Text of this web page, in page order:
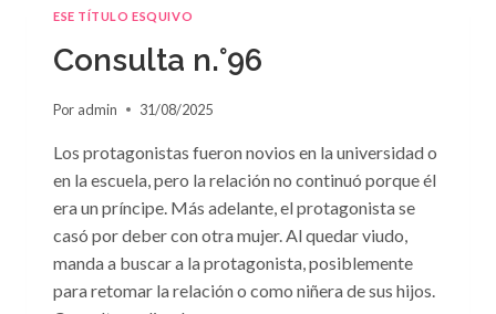
OLVIDO»
SUSAN
ESE TÍTULO ESQUIVO
Consulta n.°96
Por admin 31/08/2025
Los protagonistas fueron novios en la universidad o
en la escuela, pero la relación no continuó porque él
era un príncipe. Más adelante, el protagonista se
casó por deber con otra mujer. Al quedar viudo,
manda a buscar a la protagonista, posiblemente
para retomar la relación o como niñera de sus hijos.